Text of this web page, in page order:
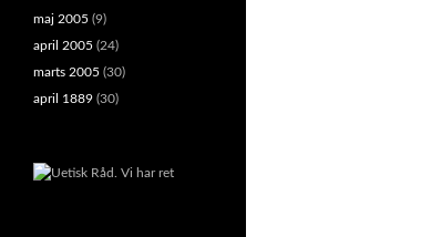
maj 2005 (9)
april 2005 (24)
marts 2005 (30)
april 1889 (30)